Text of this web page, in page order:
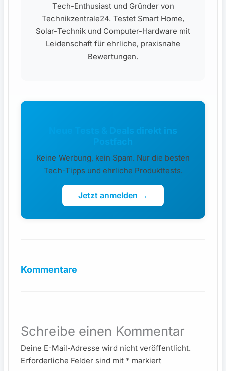
Tech-Enthusiast und Gründer von
Technikzentrale24. Testet Smart Home,
Solar-Technik und Computer-Hardware mit
Leidenschaft für ehrliche, praxisnahe
Bewertungen.
Neue Tests & Deals direkt ins
Postfach
Keine Werbung, kein Spam. Nur die besten
Tech-Tipps und ehrliche Produkttests.
Jetzt anmelden →
Kommentare
Schreibe einen Kommentar
Deine E-Mail-Adresse wird nicht veröffentlicht.
Erforderliche Felder sind mit * markiert